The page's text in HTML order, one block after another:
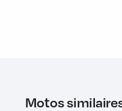
Motos